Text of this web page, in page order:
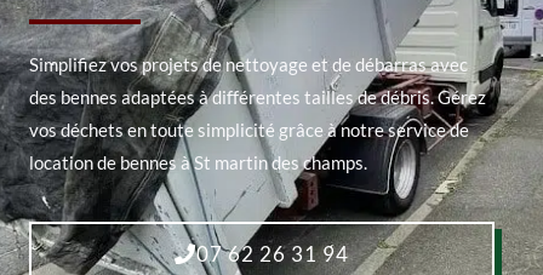
Simplifiez vos projets de nettoyage et de débarras avec
des bennes adaptées à différentes tailles de débris. Gérez
vos déchets en toute simplicité grâce à notre service de
location de bennes à St martin des champs.
07 62 26 31 94